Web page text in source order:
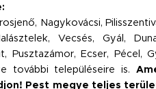
Nagykovácsi,
Vecsés, Gyál,
Pusztazámor, Ecser, Pécel,
további településeire is.
Pest megye teljes